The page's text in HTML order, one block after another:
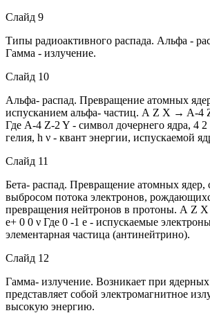
Слайд 9
Типы радиоактивного распада. Альфа -
Гамма - излучение.
Слайд 10
Альфа- распад. Превращение атомных
испусканием альфа- частиц. А Z X → A-4
Где A-4 Z-2 Y - символ дочернего ядра, 4 2
гелия, h ν - квант энергии, испускаемой
Слайд 11
Бета- распад. Превращение атомных ядер,
выбросом потока электронов,
превращения нейтронов в протоны. А Z
е+ 0 0 ν Где 0 -1 е - испускаемые
элементарная частица (антинейтрино).
Слайд 12
Гамма- излучение. Возникает при
представляет собой электромагнитное
высокую энергию.